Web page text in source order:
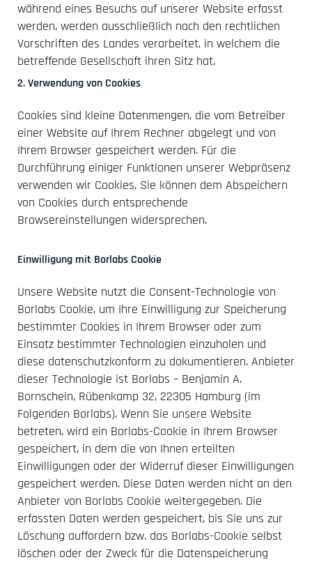
während eines Besuchs auf unserer Website erfasst
werden, werden ausschließlich nach den rechtlichen
Vorschriften des Landes verarbeitet, in welchem die
betreffende Gesellschaft ihren Sitz hat.
2. Verwendung von Cookies
Cookies sind kleine Datenmengen, die vom Betreiber
einer Website auf Ihrem Rechner abgelegt und von
Ihrem Browser gespeichert werden. Für die
Durchführung einiger Funktionen unserer Webpräsenz
verwenden wir Cookies. Sie können dem Abspeichern
von Cookies durch entsprechende
Browsereinstellungen widersprechen.
Einwilligung mit Borlabs Cookie
Unsere Website nutzt die Consent-Technologie von
Borlabs Cookie, um Ihre Einwilligung zur Speicherung
bestimmter Cookies in Ihrem Browser oder zum
Einsatz bestimmter Technologien einzuholen und
diese datenschutzkonform zu dokumentieren. Anbieter
dieser Technologie ist Borlabs – Benjamin A.
Bornschein, Rübenkamp 32, 22305 Hamburg (im
Folgenden Borlabs). Wenn Sie unsere Website
betreten, wird ein Borlabs-Cookie in Ihrem Browser
gespeichert, in dem die von Ihnen erteilten
Einwilligungen oder der Widerruf dieser Einwilligungen
gespeichert werden. Diese Daten werden nicht an den
Anbieter von Borlabs Cookie weitergegeben. Die
erfassten Daten werden gespeichert, bis Sie uns zur
Löschung auffordern bzw. das Borlabs-Cookie selbst
löschen oder der Zweck für die Datenspeicherung